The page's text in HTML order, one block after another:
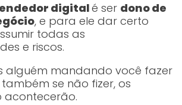
digitalé ser dono de
, e para ele dar certo
todas as
e riscos.
alguém mandando você fazer
se não fizer, os
acontecerão.